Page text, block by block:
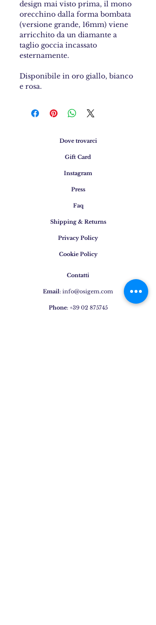
design mai visto prima, il mono
orecchino dalla forma bombata
(versione grande, 16mm) viene
arricchito da un diamante a
taglio goccia incassato
esternamente.
Disponibile in oro giallo, bianco
e rosa.
Dove trovarci
Gift Card
Instagram
Press
Faq
Shipping & Returns
Privacy Policy
Cookie Policy
Contatti
Email: info@osigem.com
Phone: +39 02 875745